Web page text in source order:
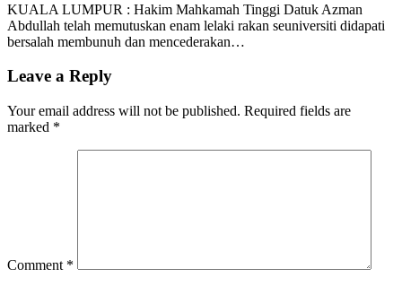
KUALA LUMPUR : Hakim Mahkamah Tinggi Datuk Azman
Abdullah telah memutuskan enam lelaki rakan seuniversiti didapati
bersalah membunuh dan mencederakan…
Leave a Reply
Your email address will not be published. Required fields are
marked *
Comment *